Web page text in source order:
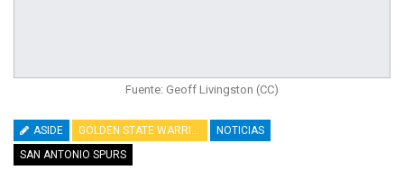
Fuente: Geoff Livingston (CC)
ASIDE
NOTICIAS
SAN ANTONIO SPURS